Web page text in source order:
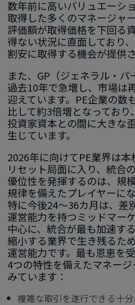
数年前に​高い​バリュエーシ
取得した​多くの​マネージ​ャー
評価額が​取得価格を​下回る​
得ない​状況に​直面しており
割安に​取得する​機会が​提供
また、​GP​（ジェネラル・パ
過去10年で​急増し、​市場は​
迎えています。​PE企業の​数
比して​約3倍増と​なっており
投資家資本との​間に​大きな​
生じています。
2026年に​向けて​PE業界は​本
リセット局面に​入り、​統合
優位性を​発揮するのは、​規
規律を​備えた​プレイヤーに​
特に​今後24～36カ月は、​差
運営能力を​持つミッドマー
中心に、​統合が​最も​加速す
縮小する​業界で​生き残る​た
運営能力です。​最も​恩恵を​
4つの​特性を​備えた​マネージ​
みています：
複雑な​取引を​遂行できる​十